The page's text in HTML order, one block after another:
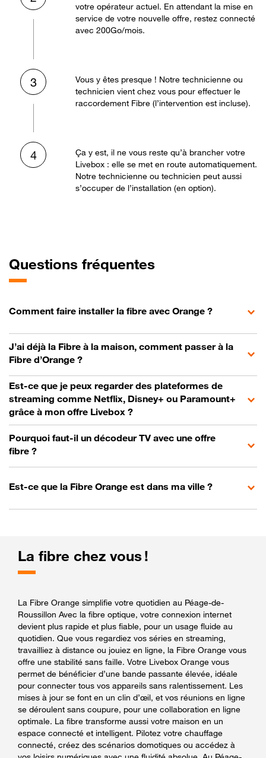
votre opérateur actuel. En attendant la mise en
service de votre nouvelle offre, restez connecté
avec 200Go/mois.
3
Vous y êtes presque ! Notre technicienne ou
technicien vient chez vous pour effectuer le
raccordement Fibre (l’intervention est incluse).
4
Ça y est, il ne vous reste qu’à brancher votre
Livebox : elle se met en route automatiquement.
Notre technicienne ou technicien peut aussi
s’occuper de l’installation (en option).
Questions fréquentes
Comment faire installer la fibre avec Orange ?
J’ai déjà la Fibre à la maison, comment passer à la
Fibre d’Orange ?
Est-ce que je peux regarder des plateformes de
streaming comme Netflix, Disney+ ou Paramount+
grâce à mon offre Livebox ?
Pourquoi faut-il un décodeur TV avec une offre
fibre ?
Est-ce que la Fibre Orange est dans ma ville ?
La fibre chez vous !
La Fibre Orange simplifie votre quotidien au Péage-de-
Roussillon Avec la fibre optique, votre connexion internet
devient plus rapide et plus fiable, pour un usage fluide au
quotidien. Que vous regardiez vos séries en streaming,
travailliez à distance ou jouiez en ligne, la Fibre Orange vous
offre une stabilité sans faille. Votre Livebox Orange vous
permet de bénéficier d’une bande passante élevée, idéale
pour connecter tous vos appareils sans ralentissement. Les
mises à jour se font en un clin d’œil, et vos réunions en ligne
se déroulent sans coupure, pour une collaboration en ligne
optimale. La fibre transforme aussi votre maison en un
espace connecté et intelligent. Pilotez votre chauffage
connecté, créez des scénarios domotiques ou accédez à